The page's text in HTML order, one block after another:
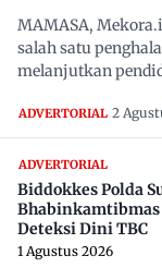
MAMASA,
salah satu
melanjutkan
ADVERTORIAL 2
ADVERTORIAL
Biddokkes Polda
Deteksi Dini TBC
1 Agustus 2026